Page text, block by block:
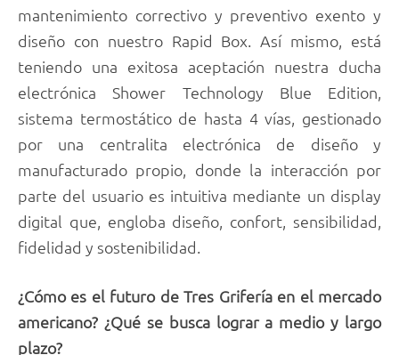
mantenimiento correctivo y preventivo exento y
diseño con nuestro Rapid Box. Así mismo, está
teniendo una exitosa aceptación nuestra ducha
electrónica Shower Technology Blue Edition,
sistema termostático de hasta 4 vías, gestionado
por una centralita electrónica de diseño y
manufacturado propio, donde la interacción por
parte del usuario es intuitiva mediante un display
digital que, engloba diseño, confort, sensibilidad,
fidelidad y sostenibilidad.
¿Cómo es el futuro de Tres Grifería en el mercado
americano? ¿Qué se busca lograr a medio y largo
plazo?